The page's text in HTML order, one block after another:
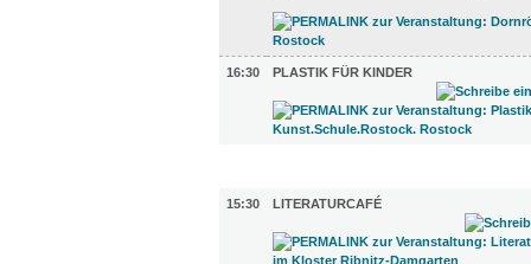
16:30 PLASTIK FÜR KINDER
15:30
LITERATURCAFÉ